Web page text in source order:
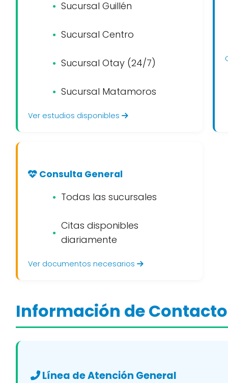
Sucursal Guillén
Sucursal Centro
Sucursal Otay (24/7)
Sucursal Matamoros
Ver estudios disponibles
Consulta General
Todas las sucursales
Citas disponibles
diariamente
Ver documentos necesarios
Información de
Línea de Atención General